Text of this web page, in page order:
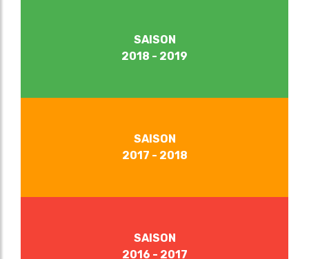
SAISON
2018 - 2019
SAISON
2017 - 2018
SAISON
2016 - 2017